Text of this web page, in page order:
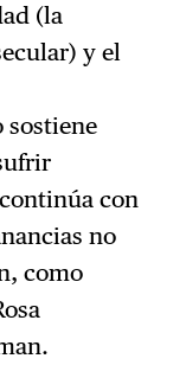
(la
y el
sostiene
con
no
como